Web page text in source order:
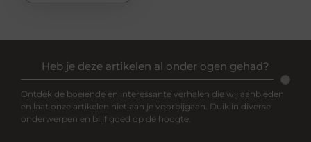
Heb je deze artikelen al onder ogen gehad?
Ontdek de boeiende en interessante verhalen die wij aanbieden
en laat onze artikelen niet aan je voorbijgaan. Duik in diverse
onderwerpen en blijf goed op de hoogte.